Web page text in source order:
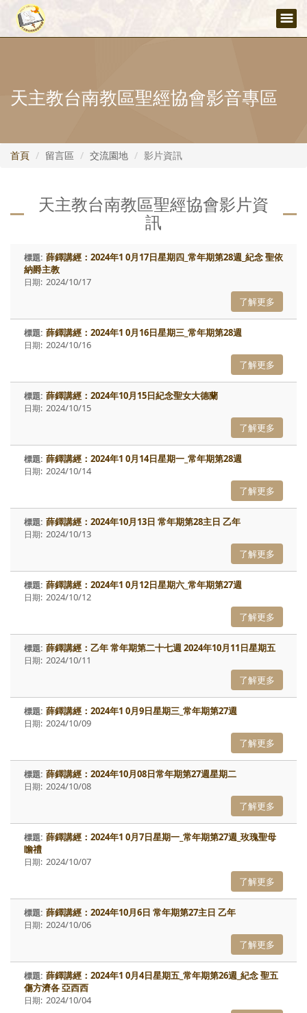
.asp lang="zn-TW">
天主教台南教區聖經協會影音專區
首頁 留言區 交流園地 影片資訊
天主教台南教區聖經協會影片資
訊
薛鐸講經：2024年1 0月17日星期四_常年期第28週_紀念 聖依
納爵主教
2024/10/17
了解更多
薛鐸講經：2024年1 0月16日星期三_常年期第28週
2024/10/16
了解更多
薛鐸講經：2024年10月15日紀念聖女大德蘭
2024/10/15
了解更多
薛鐸講經：2024年1 0月14日星期一_常年期第28週
2024/10/14
了解更多
薛鐸講經：2024年10月13日 常年期第28主日 乙年
2024/10/13
了解更多
薛鐸講經：2024年1 0月12日星期六_常年期第27週
2024/10/12
了解更多
薛鐸講經：乙年 常年期第二十七週 2024年10月11日星期五
2024/10/11
了解更多
薛鐸講經：2024年1 0月9日星期三_常年期第27週
2024/10/09
了解更多
薛鐸講經：2024年10月08日常年期第27週星期二
2024/10/08
了解更多
薛鐸講經：2024年1 0月7日星期一_常年期第27週_玫瑰聖母
瞻禮
2024/10/07
了解更多
薛鐸講經：2024年10月6日 常年期第27主日 乙年
2024/10/06
了解更多
薛鐸講經：2024年1 0月4日星期五_常年期第26週_紀念 聖五
傷方濟各 亞西西
2024/10/04